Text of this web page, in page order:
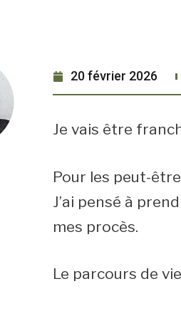
20 février 2026
Je vais être
Pour les peut-
J’ai pensé à
mes procès.
Le parcours de